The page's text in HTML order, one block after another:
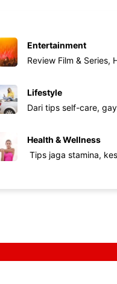
Entertainment
Review Film & Series,
Lifestyle
Dari tips self-care,
Health & Wellness
Tips jaga stamina,